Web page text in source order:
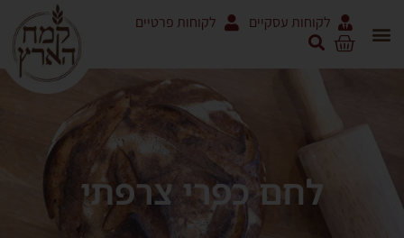
לקוחות עסקיים לקוחות פרטיים
לחם כפרי צרפתי